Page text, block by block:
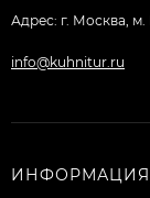
Адрес: г. Москва,
info@kuhnitur.ru
ИНФОРМАЦИЯ